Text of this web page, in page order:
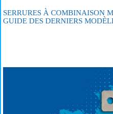
SERRURES À COMBINAISON
GUIDE DES DERNIERS